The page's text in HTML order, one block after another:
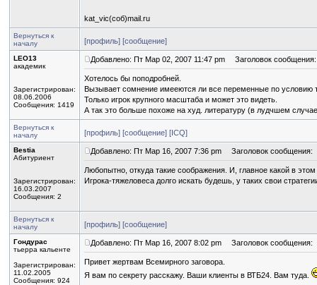
kat_vic(соб)mail.ru
Вернуться к
началу
[профиль] [сообщение]
LEO13
академик
Зарегистрирован:
08.06.2006
Сообщения: 1419
Добавлено: Пт Мар 02, 2007 11:47 pm Заголовок сообщения:
Хотелось бы поподробней.
Вызывает сомнение имееются ли все переменные по условию
Только игрок крупного масштаба и может это видеть.
А так это больше похоже на худ. литературу (в лудчшем
Вернуться к
началу
[профиль] [сообщение] [ICQ]
Bestia
Абитуриент
Зарегистрирован:
16.03.2007
Сообщения: 2
Добавлено: Пт Мар 16, 2007 7:36 pm Заголовок сообщения:
Любопытно, откуда такие соображения. И, главное какой в
Игрока-тяжеловеса долго искать будешь, у таких свои
Вернуться к
началу
[профиль] [сообщение]
Гондурас
тьерра кальенте
Зарегистрирован:
11.02.2005
Сообщения: 924
Добавлено: Пт Мар 16, 2007 8:02 pm Заголовок сообщения:
Привет жертвам Всемирного заговора.
Я вам по секрету расскажу. Ваши клиенты в ВТБ24. Вам туда.